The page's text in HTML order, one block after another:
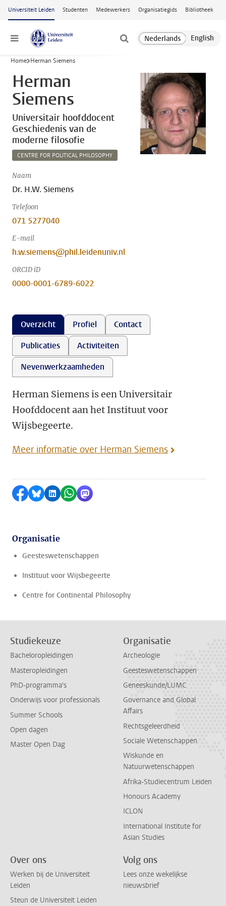
Ga naar hoofdinhoud
Universiteit Leiden Studenten Medewerkers Organisatiegids Bibliotheek
Menu
Home Herman Siemens
Herman
Siemens
Universitair hoofddocent
Geschiedenis van de
moderne filosofie
CENTRE FOR POLITICAL PHILOSOPHY
Naam
Dr. H.W. Siemens
Telefoon
071 5277040
E-mail
h.w.siemens@phil.leidenuniv.nl
ORCID iD
0000-0001-6789-6022
Overzicht Profiel
Contact
Publicaties
Activiteiten
Nevenwerkzaamheden
Herman Siemens is een Universitair
Hoofddocent aan het Instituut voor
Wijsbegeerte.
Meer informatie over Herman Siemens
Delen op Facebook
Delen via Bluesky
Delen op LinkedIn
Delen via WhatsApp
Delen via Mastodon
Organisatie
Geesteswetenschappen
Instituut voor Wijsbegeerte
Centre for Continental Philosophy
Studiekeuze
Bacheloropleidingen
Masteropleidingen
PhD-programma's
Onderwijs voor professionals
Summer Schools
Open dagen
Master Open Dag
Organisatie
Archeologie
Geesteswetenschappen
Geneeskunde/LUMC
Governance and Global
Affairs
Rechtsgeleerdheid
Sociale Wetenschappen
Wiskunde en
Natuurwetenschappen
Afrika-Studiecentrum Leiden
Honours Academy
ICLON
International Institute for
Asian Studies
Over ons
Werken bij de Universiteit
Leiden
Steun de Universiteit Leiden
Volg ons
Lees onze wekelijkse
nieuwsbrief